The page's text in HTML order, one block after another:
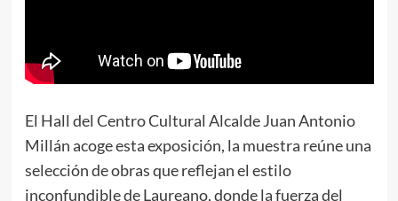
El Hall del Centro Cultural Alcalde Juan Antonio
Millán acoge esta exposición, la muestra reúne una
selección de obras que reflejan el estilo
inconfundible de Laureano, donde la fuerza del